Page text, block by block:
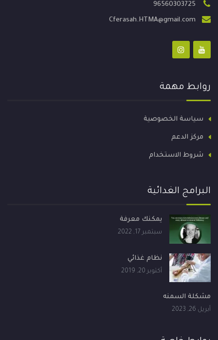
96560303725
Cferasah.HTMA@gmail.com
روابط مهمة
سياسة الخصوصية
مركز الدعم
شروط الاستخدام
البرامج الغدائية
يمكنك معرفة
سبتمبر 17, 2022
نظام غذائي
أكتوبر 20, 2019
مشكلة السمنه
أبريل 26, 2023